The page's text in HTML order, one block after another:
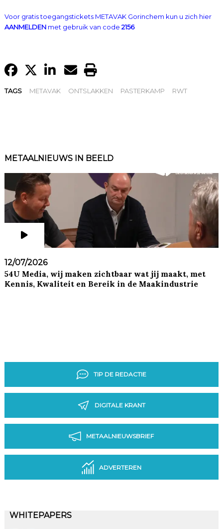
Voor gratis toegangstickets METAVAK Gorinchem kun u zich hier
AANMELDENmet gebruik van code 2156
TAGS METAVAK ONTSLAKKEN PASTERKAMP RWT
METAALNIEUWS IN BEELD
12/07/2026
54U Media, wij maken zichtbaar wat jij maakt, met
Kennis, Kwaliteit en Bereik in de Maakindustrie
TIP DE REDACTIE
DIGITALE KRANT
METAALNIEUWSBRIEF
ADVERTEREN
WHITEPAPERS